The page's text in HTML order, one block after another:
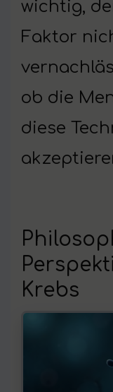
wichtig,
Faktor
ob die
diese
Krebs